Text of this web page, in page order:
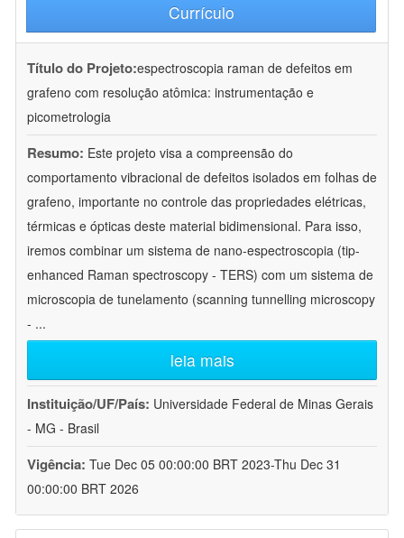
Currículo
Título do Projeto:espectroscopia raman de defeitos em
grafeno com resolução atômica: instrumentação e
picometrologia
Resumo: Este projeto visa a compreensão do
comportamento vibracional de defeitos isolados em folhas de
grafeno, importante no controle das propriedades elétricas,
térmicas e ópticas deste material bidimensional. Para isso,
iremos combinar um sistema de nano-espectroscopia (tip-
enhanced Raman spectroscopy - TERS) com um sistema de
microscopia de tunelamento (scanning tunnelling microscopy
- ...
leia mais
Instituição/UF/País: Universidade Federal de Minas Gerais
- MG - Brasil
Vigência: Tue Dec 05 00:00:00 BRT 2023-Thu Dec 31
00:00:00 BRT 2026